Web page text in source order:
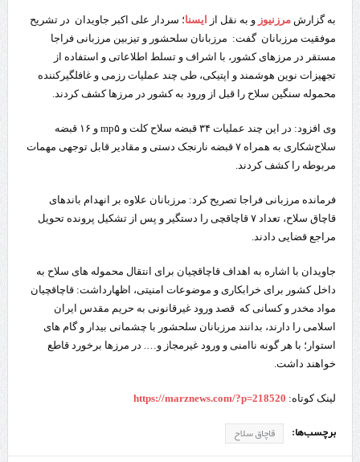
به گزارش مرزنیوز و به نقل از ایسنا؛ سردار علی اکبر جاویدان در تشریح
موفقیت مرزبانان گفت: مرزبانان سلحشور و تیزبین مرزبانی فراجا
مستقر در مرزهای کشور، با اشراف و تسلط اطلاعاتی و استفاده از
تجهیزات نوین هوشمند و اپتیکی، طی چند عملیات رزمی و غافلگیرکننده
محموله سنگین سلاح را قبل از ورود به کشور در مرزها کشف کردند.
وی افزود: در این چند عملیات ۳۴ قبضه سلاح کلت و mp۵ و ۱۶ قبضه
سلاح‌شکاری به همراه ۷ قبضه نارنجک دستی و مقادیر قابل توجهی مهمات
مربوطه را کشف کردند.
فرمانده مرزبانی فراجا تصریح کرد: مرزبانان علاوه بر انهدام باندهای
قاچاق سلاح، تعداد ۷ قاچاقچی را دستگیر و پس از تشکیل پرونده تحویل
مراجع قضایی دادند.
جاویدان با اشاره به اهداف قاچاقچیان برای انتقال محموله های سلاح به
داخل کشور برای خرابکاری و موضوعات امنیتی، اظهارداشت: قاچاقچیان
مواد مخدر و کسانی که قصد ورود غیرقانونی به حریم مقدس ایران
اسلامی را دارند، بدانند مرزبانان سلحشور با چشمانی بیدار و گام های
استوار؛ با هر گونه ناامنی و ورود غیرمجاز و…. در مرزها برخورد قاطع
خواهند داشت.
لینک کوتاه: https://marznews.com/?p=218520
برچسب‌ها: قاچاق سلاح